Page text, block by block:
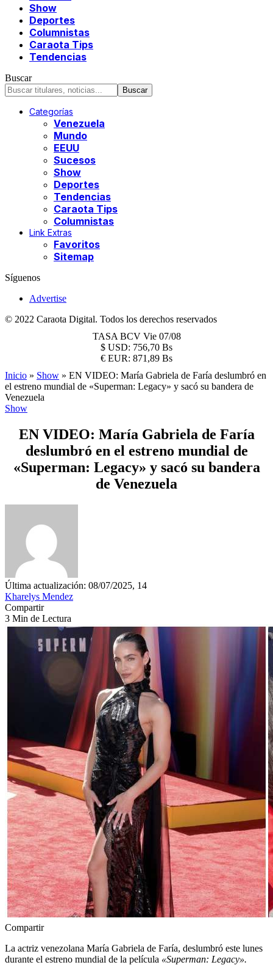
Show
Deportes
Columnistas
Caraota Tips
Tendencias
Buscar
Categorías
Venezuela
Mundo
EEUU
Sucesos
Show
Deportes
Tendencias
Caraota Tips
Columnistas
Link Extras
Favoritos
Sitemap
Síguenos
Advertise
© 2022 Caraota Digital. Todos los derechos reservados
TASA BCV Vie 07/08
$ USD: 756,70 Bs
€ EUR: 871,89 Bs
Inicio » Show » EN VIDEO: María Gabriela de Faría deslumbró en
el estreno mundial de «Superman: Legacy» y sacó su bandera de
Venezuela
Show
EN VIDEO: María Gabriela de Faría
deslumbró en el estreno mundial de
«Superman: Legacy» y sacó su bandera
de Venezuela
Última actualización: 08/07/2025, 14
Kharelys Mendez
Compartir
3 Min de Lectura
Compartir
La actriz venezolana María Gabriela de Faría, deslumbró este lunes
durante el estreno mundial de la película «Superman: Legacy».